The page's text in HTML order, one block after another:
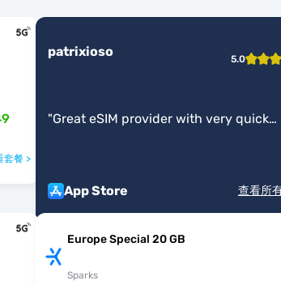
套餐 >
patrixioso 5.0
"Great eSIM provider with very quick
App Store 查看所
Europe Special 20 GB
Sparks